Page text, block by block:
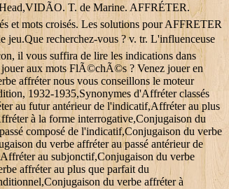
T. de Marine. AFFRÉTER.
et mots croisés. Les solutions pour AFFRETER
jeu.Que recherchez-vous ? v. tr. L'influenceuse
il vous suffira de lire les indications dans
jouer aux mots FlÃ©chÃ©s ? Venez jouer en
affréter nous vous conseillons le moteur
1932-1935,Synonymes d'Affréter classés
au futur antérieur de l'indicatif,Affréter au plus
à la forme interrogative,Conjugaison du
composé de l'indicatif,Conjugaison du verbe
du verbe affréter au passé antérieur de
au subjonctif,Conjugaison du verbe
affréter au plus que parfait du
du verbe affréter à